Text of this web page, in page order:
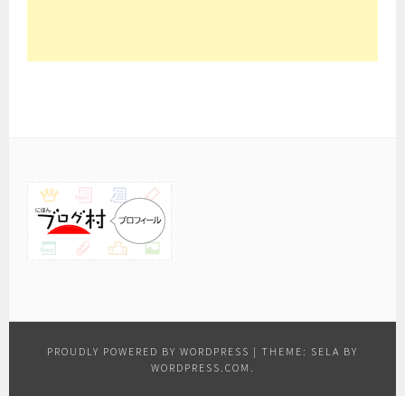
PROUDLY POWERED BY WORDPRESS | THEME: SELA BY
WORDPRESS.COM .